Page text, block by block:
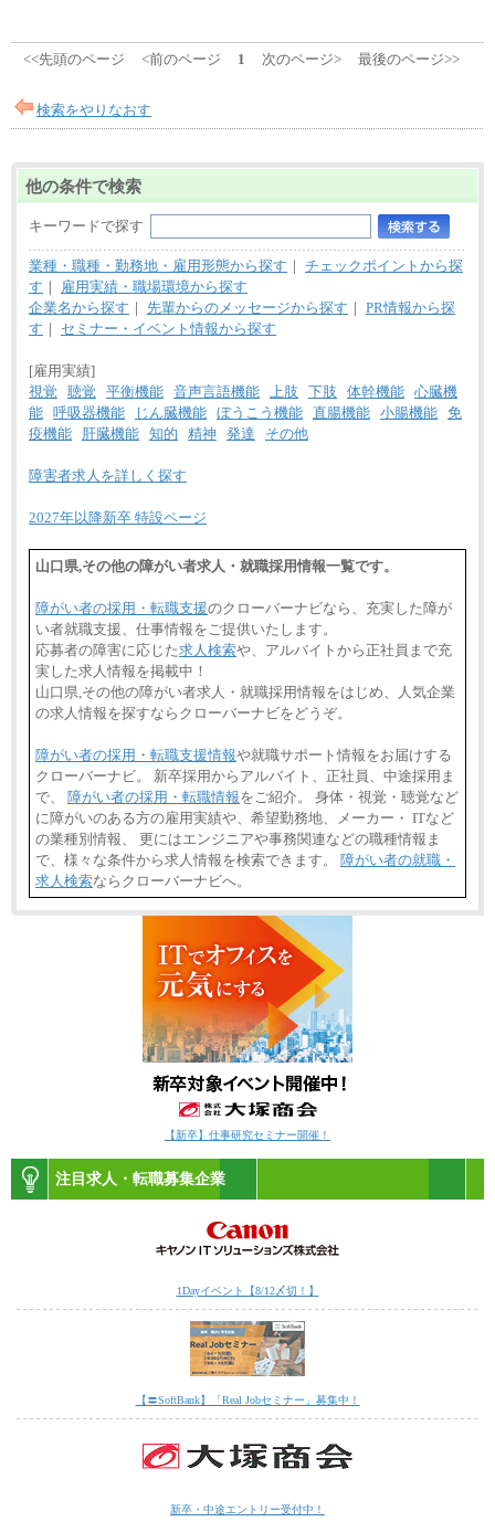
<<先頭のページ <前のページ 1 次のページ> 最後のページ>>
検索をやりなおす
他の条件で検索
キーワードで探す
業種・職種・勤務地・雇用形態から探す ｜ チェックポイントから探
す ｜
雇用実績・職場環境から探す
企業名から探す ｜ 先輩からのメッセージから探す ｜ PR情報から探
す ｜ セミナー・イベント情報から探す
[雇用実績]
視覚
聴覚 平衡機能 音声言語機能 上肢 下肢 体幹機能 心臓機
能 呼吸器機能 じん臓機能 ぼうこう機能 直腸機能 小腸機能 免
疫機能
肝臓機能 知的 精神 発達 その他
障害者求人を詳しく探す
2027年以降新卒 特設ページ
山口県,その他の障がい者求人・就職採用情報一覧です。
障がい者の採用・転職支援のクローバーナビなら、充実した障が
い者就職支援、仕事情報をご提供いたします。
応募者の障害に応じた求人検索や、アルバイトから正社員まで充
実した求人情報を掲載中！
山口県,その他の障がい者求人・就職採用情報をはじめ、人気企業
の求人情報を探すならクローバーナビをどうぞ。
障がい者の採用・転職支援情報や就職サポート情報をお届けする
クローバーナビ。 新卒採用からアルバイト、正社員、中途採用ま
で、 障がい者の採用・転職情報をご紹介。 身体・視覚・聴覚など
に障がいのある方の雇用実績や、希望勤務地、メーカー・ ITなど
の業種別情報、 更にはエンジニアや事務関連などの職種情報ま
で、様々な条件から求人情報を検索できます。 障がい者の就職・
求人検索ならクローバーナビへ。
【新卒】仕事研究セミナー開催！
注目求人・転職募集企業
1Dayイベント【8/12〆切！】
【〓SoftBank】「Real Jobセミナー」募集中！
新卒・中途エントリー受付中！